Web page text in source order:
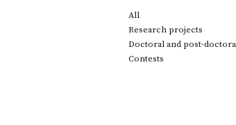
All
Research projects
Doctoral and post-
Contests